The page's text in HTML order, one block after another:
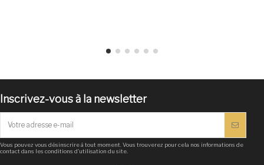
Inscrivez-vous à la newsletter
Vous pouvez vous désinscrire à tout moment. Vous trouverez pour cela nos informations de
contact dans les conditions d'utilisation du site.